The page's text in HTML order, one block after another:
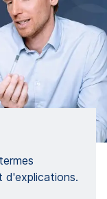
d'explications.